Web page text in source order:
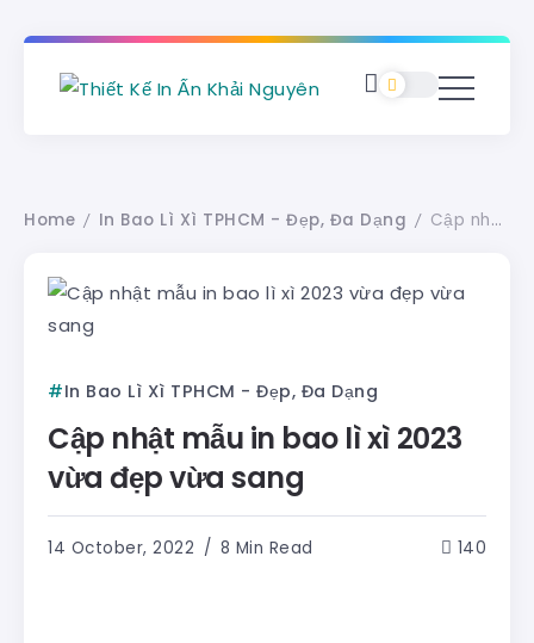
Home / In Bao Lì Xì TPHCM - Đẹp, Đa Dạng / Cập nhật mẫu in bao lì xì 2023 vừa đẹp vừa sang
In Bao Lì Xì TPHCM - Đẹp, Đa Dạng
Cập nhật mẫu in bao lì xì 2023
vừa đẹp vừa sang
14 October, 2022 8 Min Read 140